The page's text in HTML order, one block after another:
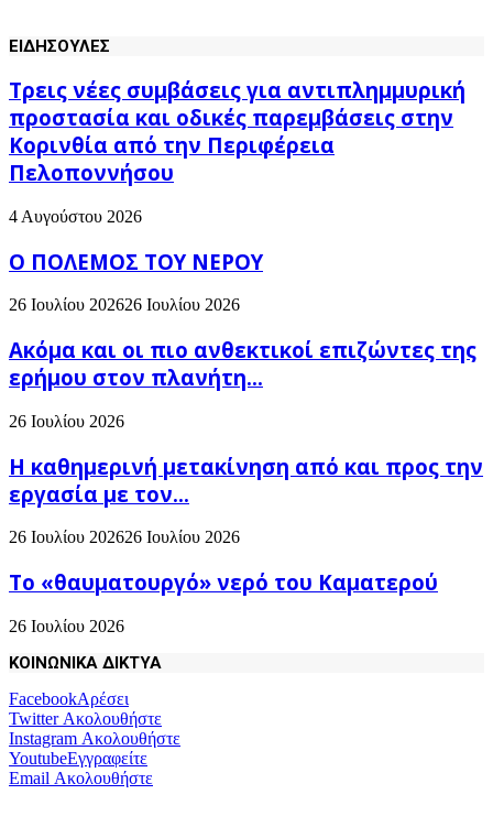
ΕΙΔΗΣΟΥΛΕΣ
Τρεις νέες συμβάσεις για αντιπλημμυρική
προστασία και οδικές παρεμβάσεις στην
Κορινθία από την Περιφέρεια
Πελοποννήσου
4 Αυγούστου 2026
Ο ΠΟΛΕΜΟΣ ΤΟΥ ΝΕΡΟΥ
26 Ιουλίου 202626 Ιουλίου 2026
Ακόμα και οι πιο ανθεκτικοί επιζώντες της
ερήμου στον πλανήτη...
26 Ιουλίου 2026
H καθημερινή μετακίνηση από και προς την
εργασία με τον...
26 Ιουλίου 202626 Ιουλίου 2026
Το «θαυματουργό» νερό του Καματερού
26 Ιουλίου 2026
ΚΟΙΝΩΝΙΚΑ ΔΙΚΤΥΑ
FacebookΑρέσει
TwitterΑκολουθήστε
Instagram Ακολουθήστε
YoutubeΕγγραφείτε
Email Ακολουθήστε